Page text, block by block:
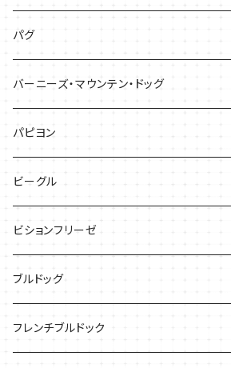
ケース
ケース
バッグ
ケース
Ｔシャツ
バッグ
雑貨
パグ
Tシャツ
バッグ
バーニーズ・マウンテン・ドッグ
Tシャツ
バッグ
ケース
パピヨン
ケース
バッグ
ビーグル
Tシャツ
ケース
バッグ
ビションフリーゼ
Tシャツ
バッグ
ブルドッグ
Tシャツ
フレンチブルドック